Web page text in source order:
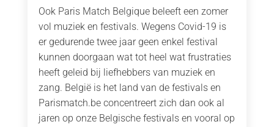
Ook Paris Match Belgique beleeft een zomer
vol muziek en festivals. Wegens Covid-19 is
er gedurende twee jaar geen enkel festival
kunnen doorgaan wat tot heel wat frustraties
heeft geleid bij liefhebbers van muziek en
zang. België is het land van de festivals en
Parismatch.be concentreert zich dan ook al
jaren op onze Belgische festivals en vooral op